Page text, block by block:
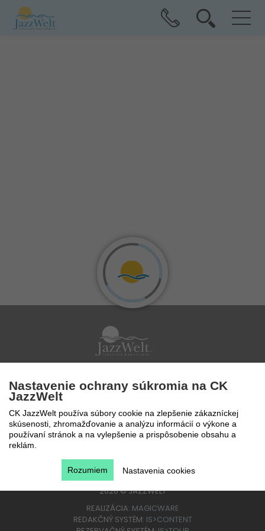
Po - Pi 9 - 17 hod
0850 777 888
2026©JAZZWELT
REALIZÁCIA: MAGICWARE
REDAKČNÝ SYSTÉM: IS>CONTENT
Nastavenie ochrany súkromia na CK
JazzWelt
CK JazzWelt používa súbory cookie na zlepšenie zákazníckej
skúsenosti, zhromažďovanie a analýzu informácií o výkone a
používaní stránok a na vylepšenie a prispôsobenie obsahu a
reklám.
Nastavenia cookies
Rozumiem